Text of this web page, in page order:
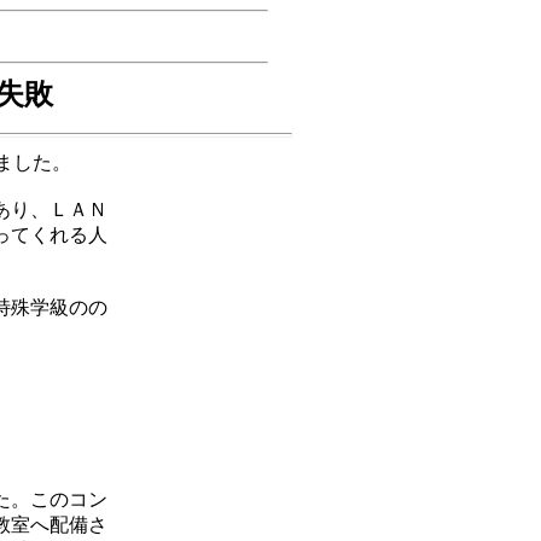
敗
た。
り、ＬＡＮ
てくれる人
殊学級のの
。このコン
室へ配備さ